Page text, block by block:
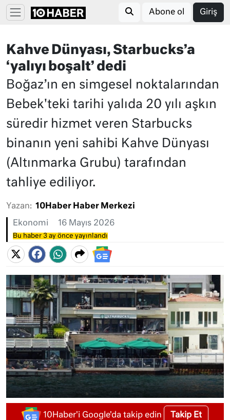
Abone ol Giriş
Kahve Dünyası, Starbucks’a
‘yalıyı boşalt’ dedi
Boğaz’ın en simgesel noktalarından
Bebek'teki tarihi yalıda 20 yılı aşkın
süredir hizmet veren Starbucks
binanın yeni sahibi Kahve Dünyası
(Altınmarka Grubu) tarafından
tahliye ediliyor.
Yazan: 10Haber Haber Merkezi
Ekonomi 16 Mayıs 2026
Bu haber 3 ay önce yayınlandı
10Haber'i Google'da takip edin Takip Et